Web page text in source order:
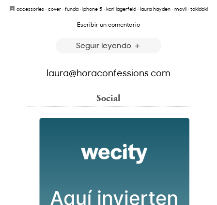
accessories · cover · funda · iphone 5 · karl lagerfeld · laura hayden · movil · tokidoki
Escribir un comentario
Seguir leyendo
laura@horaconfessions.com
Social